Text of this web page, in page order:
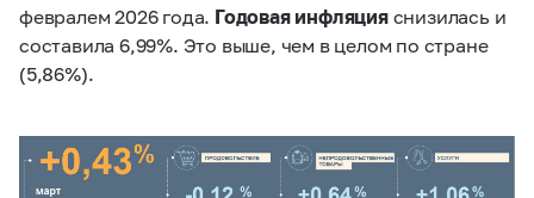
февралем 2026 года. Годовая инфляция снизилась и
составила 6,99%. Это выше, чем в целом по стране
(5,86%).